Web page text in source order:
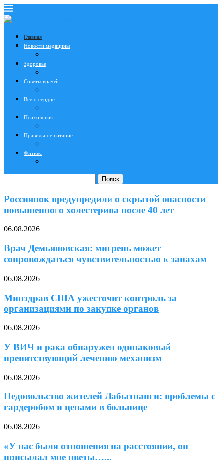
Главная
Новости медицины
Здоровье
Советы врачей
Все о сердце
Психология
Правильное питание
Фитнес
Поиск
Россиянок предупредили о скрытой опасности
повышенного холестерина после 40 лет
06.08.2026
Врач Демьяновская: мигрень может
сопровождаться чувствительностью к запахам
06.08.2026
Минздрав США ужесточит контроль за
организациями по закупке органов
06.08.2026
У ВИЧ и рака обнаружен одинаковый
препятствующий лечению механизм
06.08.2026
Недовольство жителей Лабытнанги: проблемы с
гардеробом и ценами в больнице
06.08.2026
«У нас были отношения на расстоянии, он
присылал мне цветы…...